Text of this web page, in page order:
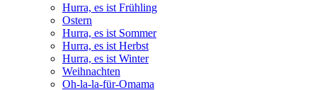
Hurra, es ist Frühling
Ostern
Hurra, es ist Sommer
Hurra, es ist Herbst
Hurra, es ist Winter
Weihnachten
Oh-la-la-für-Omama